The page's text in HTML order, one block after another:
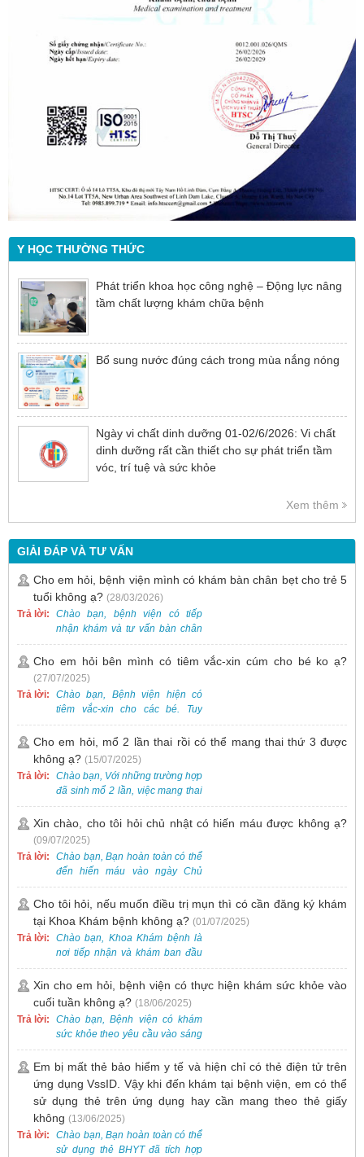
Y HỌC THƯỜNG THỨC
Phát triển khoa học công nghệ – Động lực nâng
tầm chất lượng khám chữa bệnh
Bổ sung nước đúng cách trong mùa nắng nóng
Ngày vi chất dinh dưỡng 01-02/6/2026: Vi chất
dinh dưỡng rất cần thiết cho sự phát triển tầm
vóc, trí tuệ và sức khỏe
Xem thêm
GIẢI ĐÁP VÀ TƯ VẤN
Cho em hỏi, bệnh viện mình có khám bàn chân bẹt cho trẻ 5
tuổi không ạ? (28/03/2026)
Trả lời:
Chào bạn, bệnh viện có tiếp
nhận khám và tư vấn bàn chân
bẹt cho trẻ em, bao gồm cả trẻ 5
tuổi. Bạn có thể đưa bé đến
Khoa Khám bệnh của bệnh viện
để được bác sĩ chuyên khoa
thăm khám. Ngoài ra, để thuận
tiện hơn, bạn có thể đặt lịch
0988 270 115. Nếu cần hỗ trợ
thêm, vui lòng liên hệ qua Zalo
hoặc Fanpage Bệnh viện Việt
Nam - Thụy Điển Uông Bí.
Cho em hỏi bên mình có tiêm vắc-xin cúm cho bé ko ạ?
(27/07/2025)
Trả lời:
Chào bạn, Bệnh viện hiện có
tiêm vắc-xin cho các bé. Tuy
nhiên, các loại vắc-xin thường về
theo từng đợt, không phải lúc
nào cũng có sẵn.
Cho em hỏi, mổ 2 lần thai rồi có thể mang thai thứ 3 được
không ạ? (15/07/2025)
Trả lời:
Chào bạn, Với những trường hợp
đã sinh mổ 2 lần, việc mang thai
lần 3 vẫn có thể thực hiện được.
Tại Bệnh viện, chúng tôi đã tiếp
nhận và hỗ trợ nhiều thai phụ có
nhu cầu tương tự.
Xin chào, cho tôi hỏi chủ nhật có hiến máu được không ạ?
(09/07/2025)
Trả lời:
Chào bạn, Bạn hoàn toàn có thể
đến hiến máu vào ngày Chủ
Nhật.
Cho tôi hỏi, nếu muốn điều trị mụn thì có cần đăng ký khám
tại Khoa Khám bệnh không ạ? (01/07/2025)
Trả lời:
Chào bạn, Khoa Khám bệnh là
nơi tiếp nhận và khám ban đầu
cho tất cả các trường hợp, bao
gồm cả điều trị mụn. Vì vậy, bạn
cần đăng ký khám tại Khoa
Khám bệnh trước.
Xin cho em hỏi, bệnh viện có thực hiện khám sức khỏe vào
cuối tuần không ạ? (18/06/2025)
Trả lời:
Chào bạn, Bệnh viện có khám
sức khỏe theo yêu cầu vào sáng
thứ Bảy. Nếu bạn có nhu cầu, vui
lòng đặt lịch trước để được sắp
xếp thời gian phù hợp.
Em bị mất thẻ bảo hiểm y tế và hiện chỉ có thẻ điện tử trên
ứng dụng VssID. Vậy khi đến khám tại bệnh viện, em có thể
sử dụng thẻ trên ứng dụng hay cần mang theo thẻ giấy
không (13/06/2025)
Trả lời:
Chào bạn, Bạn hoàn toàn có thể
sử dụng thẻ BHYT đã tích hợp